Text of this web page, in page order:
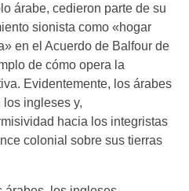
árabe, cedieron parte de su
sionista como «hogar
en el Acuerdo de Balfour de
de cómo opera la
Evidentemente, los árabes
ingleses y,
hacia los integristas
colonial sobre sus tierras